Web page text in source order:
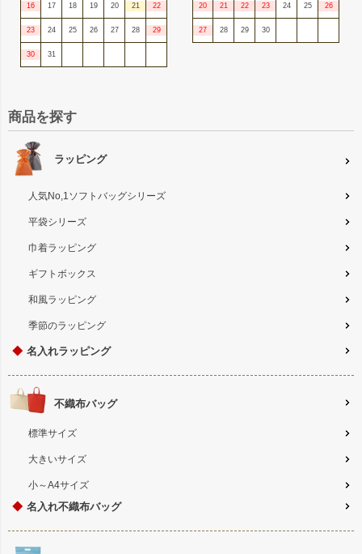
16 17 18 19 20 21 22
23 24 25 26 27 28 29
30 31
20 21 22 23 24 25 26
27 28 29 30
商品を探す
ラッピング
人気No,1ソフトバッグシリーズ
平袋シリーズ
巾着ラッピング
ギフトボックス
和風ラッピング
季節のラッピング
◆ 名入れラッピング
不織布バッグ
標準サイズ
大きいサイズ
小～A4サイズ
◆ 名入れ不織布バッグ